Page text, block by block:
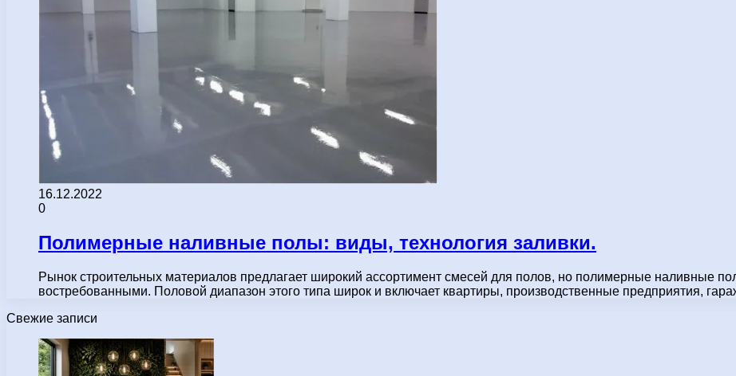
16.12.2022
0
Полимерные наливные полы: виды, технология заливки.
Рынок строительных материалов предлагает широкий ассортимент смесей для полов, но полимерные наливные
востребованными. Половой диапазон этого типа широк и включает квартиры, производственные предприятия,
Свежие записи